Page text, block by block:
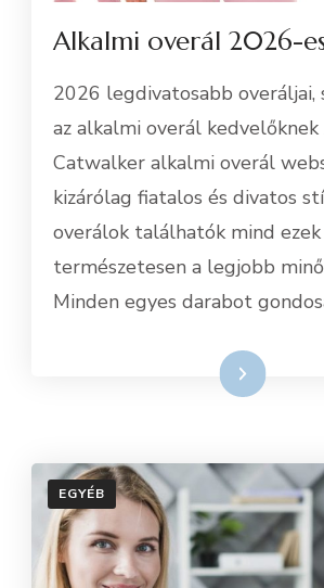
Alkalmi overál 2026-
2026 legdivatosabb overáljai,
az alkalmi overál kedvelőknek
Catwalker alkalmi overál
kizárólag fiatalos és divatos
overálok találhatók mind ezek
természetesen a legjobb
Minden egyes darabot
Tovább
EGYÉB